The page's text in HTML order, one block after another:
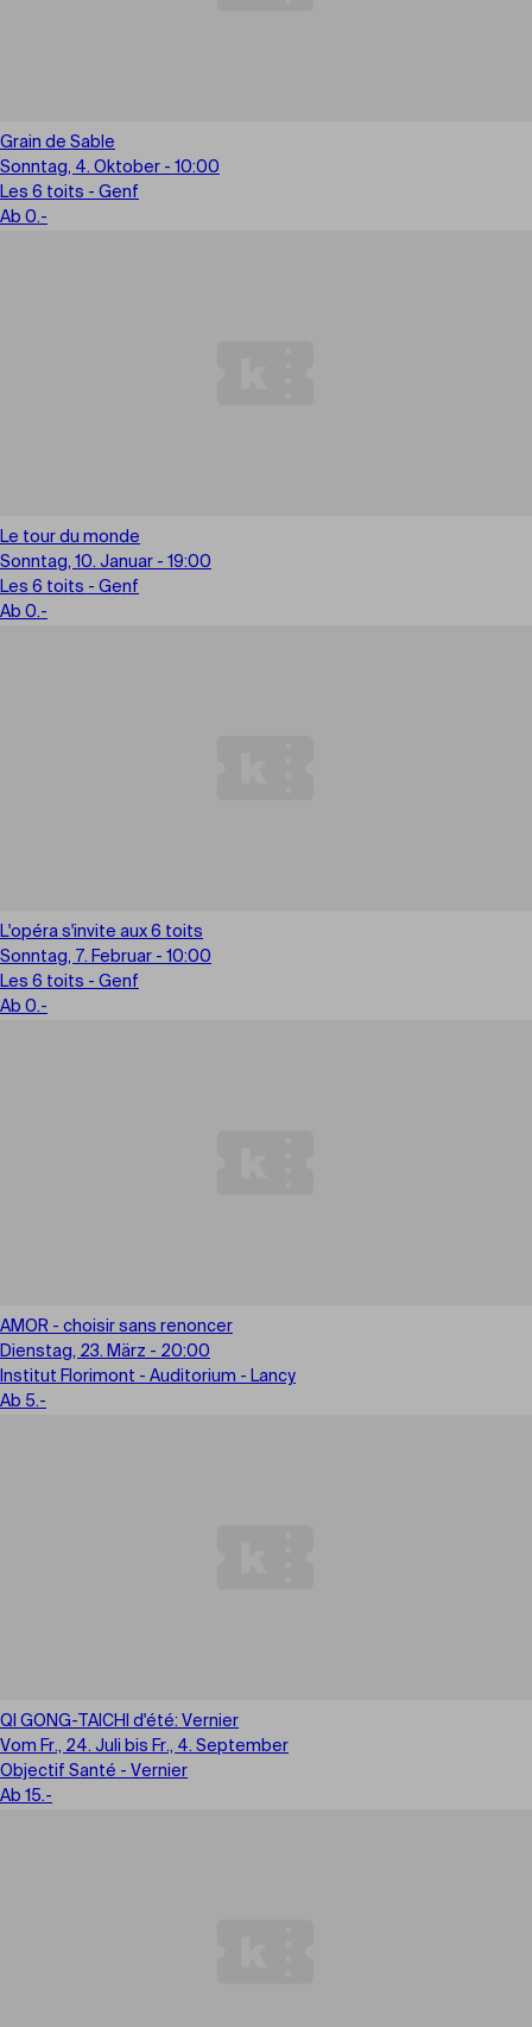
Grain de Sable
Sonntag, 4. Oktober - 10:00
Les 6 toits - Genf
Ab 0.-
Le tour du monde
Sonntag, 10. Januar - 19:00
Les 6 toits - Genf
Ab 0.-
L'opéra s'invite aux 6 toits
Sonntag, 7. Februar - 10:00
Les 6 toits - Genf
Ab 0.-
AMOR - choisir sans renoncer
Dienstag, 23. März - 20:00
Institut Florimont - Auditorium - Lancy
Ab 5.-
QI GONG-TAICHI d'été: Vernier
Vom Fr., 24. Juli bis Fr., 4. September
Objectif Santé - Vernier
Ab 15.-